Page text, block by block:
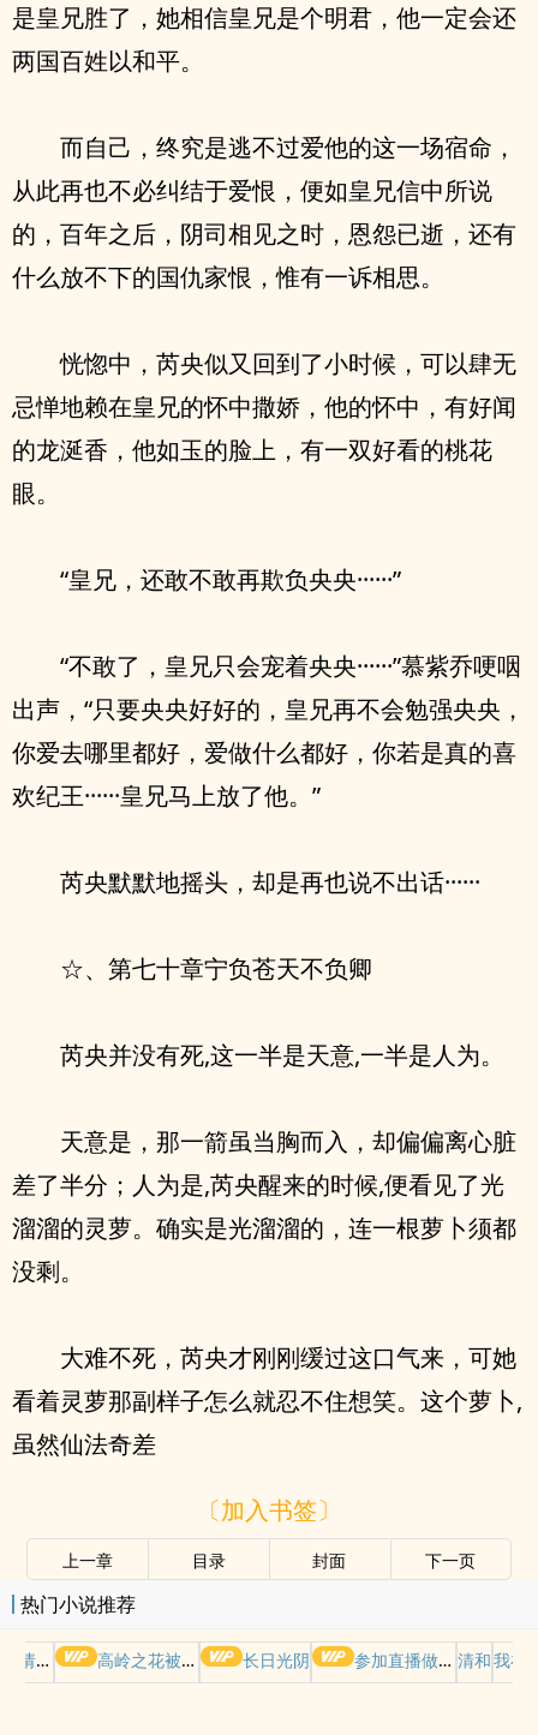
是皇兄胜了，她相信皇兄是个明君，他一定会还
两国百姓以和平。
而自己，终究是逃不过爱他的这一场宿命，
从此再也不必纠结于爱恨，便如皇兄信中所说
的，百年之后，阴司相见之时，恩怨已逝，还有
什么放不下的国仇家恨，惟有一诉相思。
恍惚中，芮央似又回到了小时候，可以肆无
忌惮地赖在皇兄的怀中撒娇，他的怀中，有好闻
的龙涎香，他如玉的脸上，有一双好看的桃花
眼。
“皇兄，还敢不敢再欺负央央······”
“不敢了，皇兄只会宠着央央······”慕紫乔哽咽
出声，“只要央央好好的，皇兄再不会勉强央央，
你爱去哪里都好，爱做什么都好，你若是真的喜
欢纪王······皇兄马上放了他。”
芮央默默地摇头，却是再也说不出话······
☆、第七十章宁负苍天不负卿
芮央并没有死,这一半是天意,一半是人为。
天意是，那一箭虽当胸而入，却偏偏离心脏
差了半分；人为是,芮央醒来的时候,便看见了光
溜溜的灵萝。确实是光溜溜的，连一根萝卜须都
没剩。
大难不死，芮央才刚刚缓过这口气来，可她
看着灵萝那副样子怎么就忍不住想笑。这个萝卜,
虽然仙法奇差
〔加入书签〕
上一章 目录 封面 下一页
热门小说推荐
摆好 高岭之花被权贵轮了后 长日光阴 参加直播做爱综艺后我火了(NPH) 清和我在